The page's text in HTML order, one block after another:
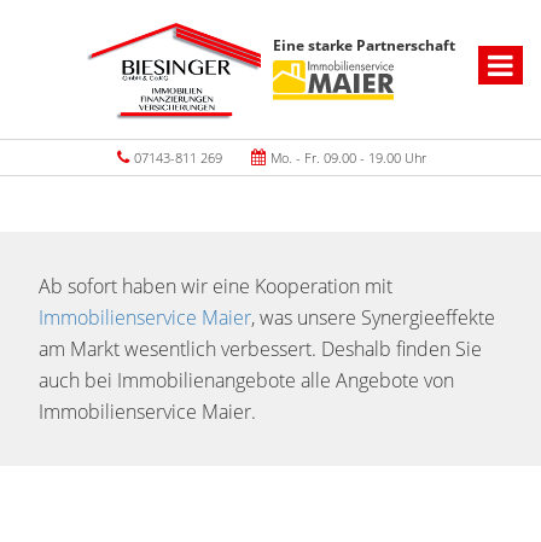
Eine starke Partnerschaft
07143-811 269 Mo. - Fr. 09.00 - 19.00 Uhr
Ab sofort haben wir eine Kooperation mit
Immobilienservice Maier, was unsere Synergieeffekte
am Markt wesentlich verbessert. Deshalb finden Sie
auch bei Immobilienangebote alle Angebote von
Immobilienservice Maier.